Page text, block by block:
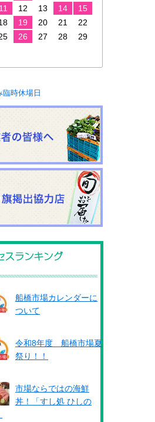
11 12 13 14
15
19 20 21
22
26 27 28
29
時休場日
船橋市場カレンダーに
ついて
令和8年度 船橋市場夏
祭り！！
市場ならではの海鮮
丼！「すし処 ひしの